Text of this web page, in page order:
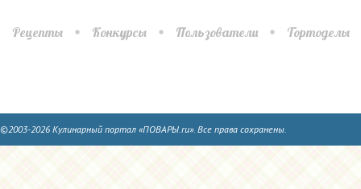
Рецепты Конкурсы Пользователи Тортоделы
©2003-2026 Кулинарный портал «ПОВАРЫ.ru». Все права сохранены.